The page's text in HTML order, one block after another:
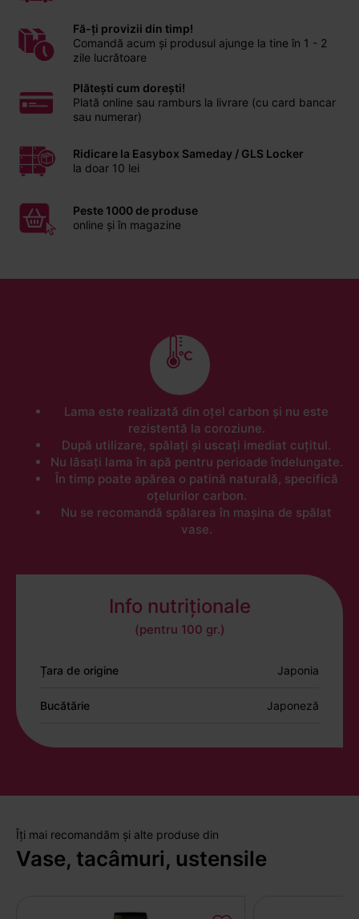
Fă-ți provizii din timp!
Comandă acum și produsul ajunge la tine în 1 - 2
zile lucrătoare
Plătești cum dorești!
Plată online sau ramburs la livrare (cu card bancar
sau numerar)
Ridicare la Easybox Sameday / GLS Locker
la doar 10 lei
Peste 1000 de produse
online și în magazine
Lama este realizată din oțel carbon și nu este
rezistentă la coroziune.
După utilizare, spălați și uscați imediat cuțitul.
Nu lăsați lama în apă pentru perioade îndelungate.
În timp poate apărea o patină naturală, specifică
oțelurilor carbon.
Nu se recomandă spălarea în mașina de spălat
vase.
Info nutriționale
(pentru 100 gr.)
Țara de origine Japonia
Bucătărie Japoneză
Îți mai recomandăm și alte produse din
Vase, tacâmuri, ustensile